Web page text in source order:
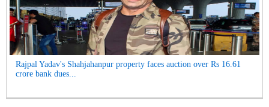
Rajpal Yadav's Shahjahanpur property faces auction over Rs 16.61
crore bank dues...